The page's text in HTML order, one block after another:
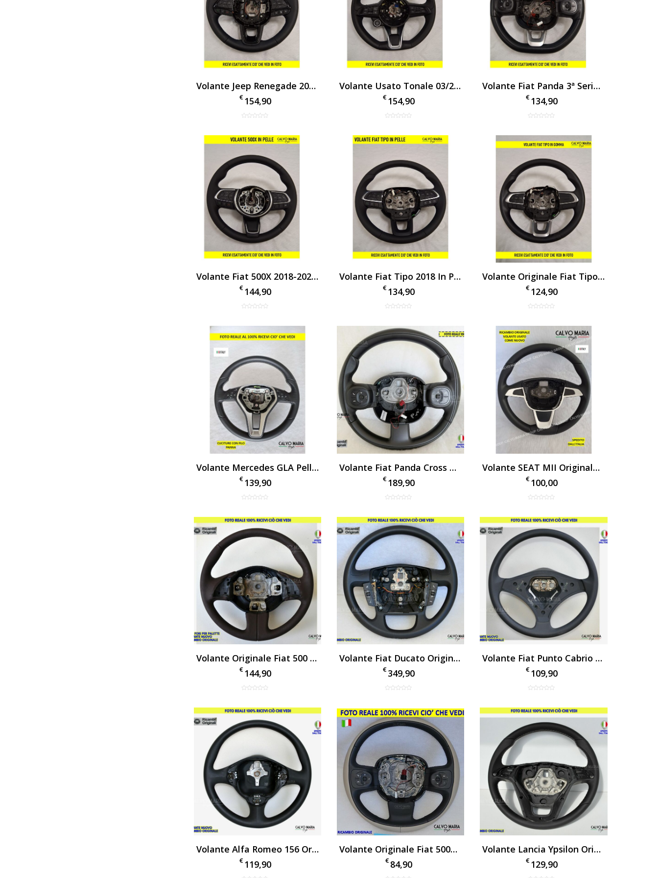
Volante Jeep Renegade 2014-2024 In Pelle Nero – Usato Con Comandi Radio E Cruise Control
154,90
€
Volante Usato Tonale 03/2022- In Pelle Nero Con Comandi Multifunzione – Originale
154,90
€
Volante Fiat Panda 3ª Serie 2013-2020 In Vera Pelle – Originale Usato
134,90
€
Volante Fiat 500X 2018-2022 In Pelle – Originale Usato Cod. 735709359
144,90
€
Volante Fiat Tipo 2018 In Pelle Nero – Cruise Control Usato In Ottime Condizioni
134,90
€
Volante Originale Fiat Tipo 2017 Cod. N00012 Nero – Usato In Ottime Condizioni OEM
124,90
€
Volante Mercedes GLA Pelle Nera Comandi Palette
139,90
€
Volante Fiat Panda Cross ORIGINALE In PELLE Usato 2014 Auto Nero + Comandi
189,90
€
Volante SEAT MII Originale Fiat Sterzo Manubrio Usato Pelle Cuciture NERO
100,00
€
Volante Originale Fiat 500 2007/2015 Nuovo In Pelle
144,90
€
Volante Fiat Ducato Originale In Gomma Usato
349,90
€
Volante Fiat Punto Cabrio 1997 Originale Nuovo In Gomma
109,90
€
Volante Alfa Romeo 156 Originale In Gomma Nuovo
119,90
€
Volante Originale Fiat 500L Pelle Nero/Beige Usato
84,90
€
Volante Lancia Ypsilon Originale Nuovo In Pelle Nero
129,90
€